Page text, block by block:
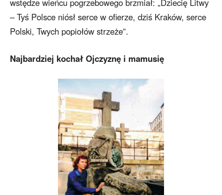
wstędze wieńcu pogrzebowego brzmiał: „Dziecię Litwy
– Tyś Polsce niósł serce w ofierze, dziś Kraków, serce
Polski, Twych popiołów strzeże”.
Najbardziej kochał Ojczyznę i mamusię